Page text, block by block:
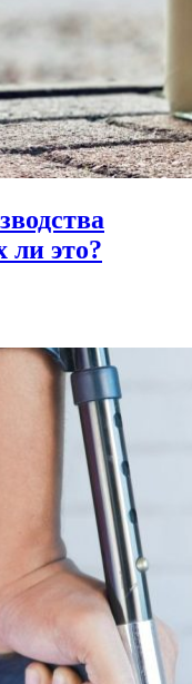
ли это?